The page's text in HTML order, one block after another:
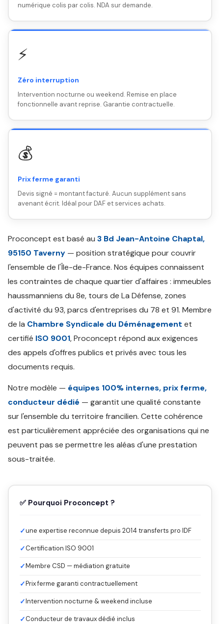
numérique colis par colis. NDA sur demande.
⚡
Zéro interruption
Intervention nocturne ou weekend. Remise en place
fonctionnelle avant reprise. Garantie contractuelle.
💰
Prix ferme garanti
Devis signé = montant facturé. Aucun supplément sans
avenant écrit. Idéal pour DAF et services achats.
Proconcept est basé au 3 Bd Jean-Antoine Chaptal,
95150 Taverny — position stratégique pour couvrir
l'ensemble de l'Île-de-France. Nos équipes connaissent
les contraintes de chaque quartier d'affaires : immeubles
haussmanniens du 8e, tours de La Défense, zones
d'activité du 93, parcs d'entreprises du 78 et 91. Membre
de la Chambre Syndicale du Déménagement et
certifié ISO 9001, Proconcept répond aux exigences
des appels d'offres publics et privés avec tous les
documents requis.
Notre modèle — équipes 100% internes, prix ferme,
conducteur dédié — garantit une qualité constante
sur l'ensemble du territoire francilien. Cette cohérence
est particulièrement appréciée des organisations qui ne
peuvent pas se permettre les aléas d'une prestation
sous-traitée.
✅ Pourquoi Proconcept ?
✓une expertise reconnue depuis 2014 transferts pro IDF
✓Certification ISO 9001
✓Membre CSD — médiation gratuite
✓Prix ferme garanti contractuellement
✓Intervention nocturne & weekend incluse
✓Conducteur de travaux dédié inclus